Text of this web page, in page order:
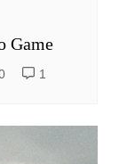
Game
1